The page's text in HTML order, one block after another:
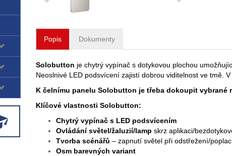
Popis Dokumenty
Solobutton je chytrý vypínač s dotykovou plochou
Neoslnivé LED podsvícení zajistí dobrou viditelnost ve tmě.
K čelnímu panelu Solobutton je třeba dokoupit vybrané
Klíčové vlastnosti Solobutton:
Chytrý vypínač s LED podsvícením
Ovládání světel/žaluzií/lamp skrz aplikaci/
Tvorba scénářů – zapnutí světel při odstřežení/
Osm barevných variant